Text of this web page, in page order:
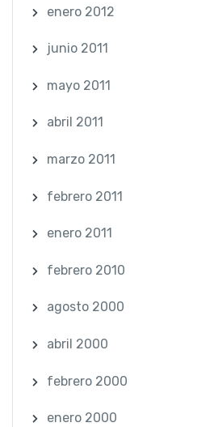
enero 2012
junio 2011
mayo 2011
abril 2011
marzo 2011
febrero 2011
enero 2011
febrero 2010
agosto 2000
abril 2000
febrero 2000
enero 2000